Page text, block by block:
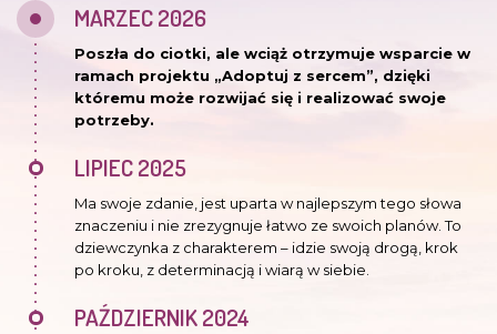
MARZEC 2026
Poszła do ciotki, ale wciąż otrzymuje wsparcie w
ramach projektu „Adoptuj z sercem”, dzięki
któremu może rozwijać się i realizować swoje
potrzeby.
LIPIEC 2025
Ma swoje zdanie, jest uparta w najlepszym tego słowa
znaczeniu i nie zrezygnuje łatwo ze swoich planów. To
dziewczynka z charakterem – idzie swoją drogą, krok
po kroku, z determinacją i wiarą w siebie.
PAŹDZIERNIK 2024